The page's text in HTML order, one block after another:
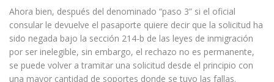
Ahora bien, después del denominado “paso 3” si el oficial
consular le devuelve el pasaporte quiere decir que la solicitud ha
sido negada bajo la sección 214-b de las leyes de inmigración
por ser inelegible, sin embargo, el rechazo no es permanente,
se puede volver a tramitar una solicitud desde el principio con
una mayor cantidad de soportes donde se tuvo las fallas.